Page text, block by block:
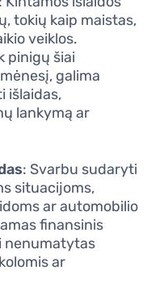
tokių kaip maistas,
veiklos.
pinigų šiai
galima
išlaidas,
lankymą ar
: Svarbu sudaryti
situacijoms,
ar automobilio
finansinis
nenumatytas
ar